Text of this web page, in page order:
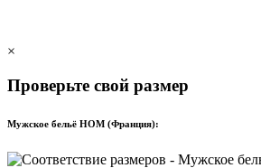
×
Проверьте свой размер
Мужское бельё HOM (Франция):